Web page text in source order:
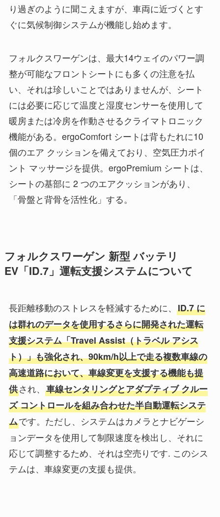
り過ぎのように聞こえますが、車両に近づくとす
ぐに気候制御システムが機能し始めます。
フォルクスワーゲンは、最大14ウェイのパワー調
整が可能なフロントシートにも多くの注意を払
い、それは珍しいことではありませんが、シート
には必要に応じて温度と湿度センサーを使用して
暖房または冷房を作動させるクライマトロニック
機能がある。ergoComfort シートは背もたれに10
個のエア クッションを備えており、空気圧力ポイ
ント マッサージを提供。ergoPremium シートは、
シートの基部に 2 つのエアクッションがあり、
「骨盤と背骨を活性化」する。
フォルクスワーゲン 新型 バッテリ
EV「ID.7」運転支援システムについて
長距離移動のストレスを軽減するために、 ID.7 に
は群れのデータを使用するさらに開発された運転
支援システム「Travel Assist（トラベル アシス
ト）」も強化され、90km/h以上で走る複数車線の
高速道路において、車線変更を支援する機能も提
供され、 車線センタリングとアダプティブ クルー
ズ コントロールを組み合わせた半自動運転システ
ムです。ただし、システムはカメラとナビゲーシ
ョンデータを使用して制限速度を検出し、それに
応じて調整するため、それは空売りです. このシス
テムは、車線変更の支援も提供。